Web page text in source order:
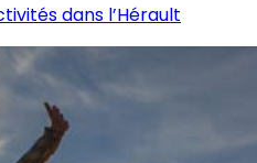
dans l’Hérault